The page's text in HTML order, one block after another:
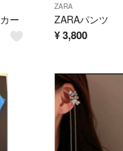
ー
ZARA
ZARAパンツ
¥3,800